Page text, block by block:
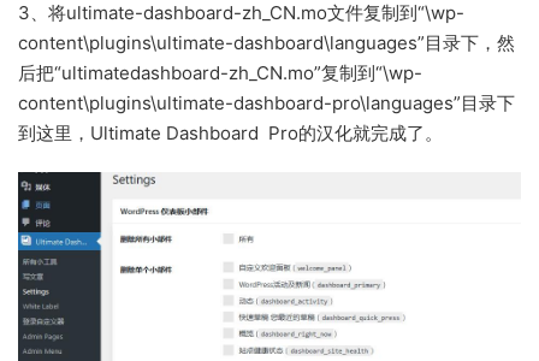
3、将ultimate-dashboard-zh_CN.mo文件复制到“\wp-
content\plugins\ultimate-dashboard\languages”目录下，然
后把“ultimatedashboard-zh_CN.mo”复制到“\wp-
content\plugins\ultimate-dashboard-pro\languages”目录下
到这里，Ultimate Dashboard Pro的汉化就完成了。